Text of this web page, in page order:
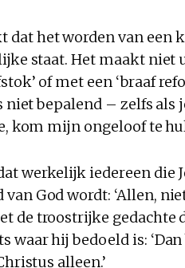
dat het worden van een
staat. Het maakt niet
of met een ‘braaf
niet bepalend – zelfs als
kom mijn ongeloof te
werkelijk iedereen die
God wordt: ‘Allen,
de troostrijke gedachte
waar hij bedoeld is:
alleen.’